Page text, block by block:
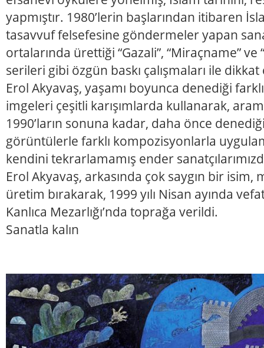
yapmıştır. 1980’lerin başlarından itibaren
tasavvuf felsefesine göndermeler yapan
ortalarında ürettiği “Gazali”, “Miraçname” ve
serileri gibi özgün baskı çalışmaları ile dikkat
Erol Akyavaş, yaşamı boyunca denediği
imgeleri çeşitli karışımlarda kullanarak,
1990’ların sonuna kadar, daha önce
görüntülerle farklı kompozisyonlarla
kendini tekrarlamamış ender
Erol Akyavaş, arkasında çok saygın bir
üretim bırakarak, 1999 yılı Nisan ayında
Kanlıca Mezarlığı’nda toprağa verildi.
Sanatla kalın